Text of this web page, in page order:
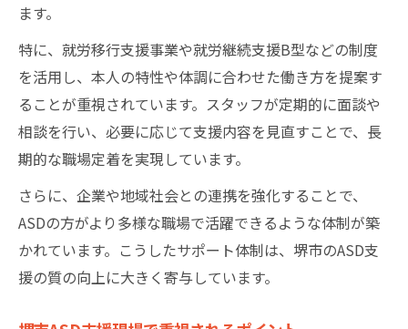
ます。
特に、就労移行支援事業や就労継続支援B型などの制度
を活用し、本人の特性や体調に合わせた働き方を提案す
ることが重視されています。スタッフが定期的に面談や
相談を行い、必要に応じて支援内容を見直すことで、長
期的な職場定着を実現しています。
さらに、企業や地域社会との連携を強化することで、
ASDの方がより多様な職場で活躍できるような体制が築
かれています。こうしたサポート体制は、堺市のASD支
援の質の向上に大きく寄与しています。